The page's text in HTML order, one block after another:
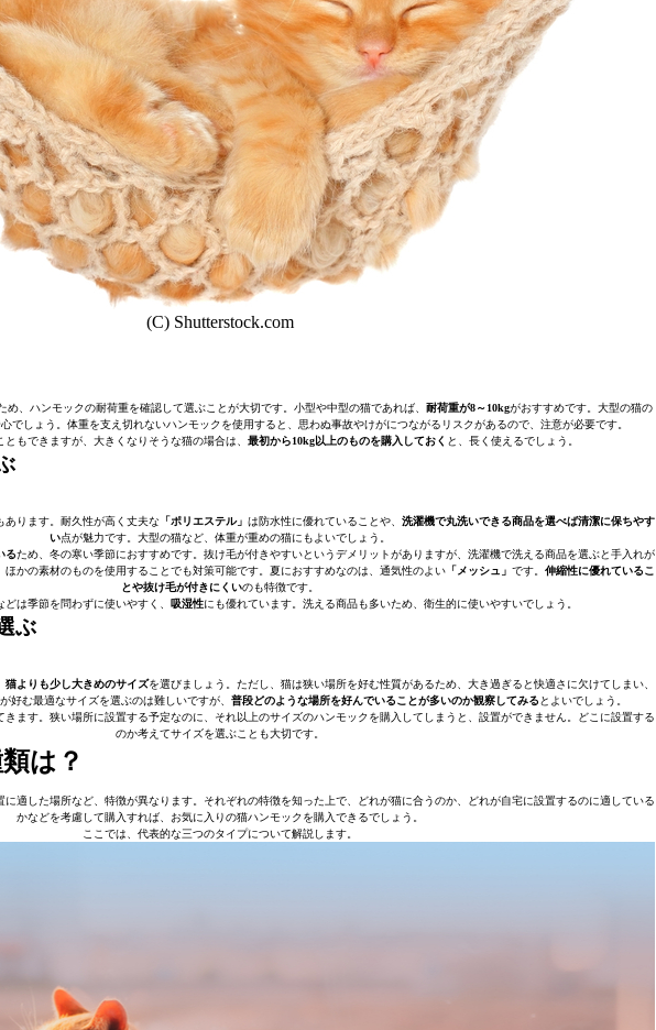
(C) Shutterstock.com
、ハンモックの耐荷重を確認して選ぶことが大切です。小型や中型の猫であれば、 耐荷重が8～10kgがおすすめです。大型の猫の
でしょう。体重を支え切れないハンモックを使用すると、思わぬ事故やけがにつながるリスクがあるので、注意が必要です。
もできますが、大きくなりそうな猫の場合は、 最初から10kg以上のものを購入しておく と、長く使えるでしょう。
ります。耐久性が高く丈夫な 「ポリエステル」 は防水性に優れていることや、 洗濯機で丸洗いできる商品を選べば清潔に保ちやす
い点が魅力です。大型の猫など、体重が重めの猫にもよいでしょう。
るため、冬の寒い季節におすすめです。抜け毛が付きやすいというデメリットがありますが、洗濯機で洗える商品を選ぶと手入れが
かの素材のものを使用することでも対策可能です。夏におすすめなのは、通気性のよい 「メッシュ」 です。 伸縮性に優れているこ
とや抜け毛が付きにくいのも特徴です。
どは季節を問わずに使いやすく、 吸湿性にも優れています。洗える商品も多いため、衛生的に使いやすいでしょう。
ぶ
猫よりも少し大きめのサイズを選びましょう。ただし、猫は狭い場所を好む性質があるため、大き過ぎると快適さに欠けてしまい、
好む最適なサイズを選ぶのは難しいですが、 普段どのような場所を好んでいることが多いのか観察してみる とよいでしょう。
きます。狭い場所に設置する予定なのに、それ以上のサイズのハンモックを購入してしまうと、設置ができません。どこに設置する
のか考えてサイズを選ぶことも大切です。
は？
適した場所など、特徴が異なります。それぞれの特徴を知った上で、どれが猫に合うのか、どれが自宅に設置するのに適している
かなどを考慮して購入すれば、お気に入りの猫ハンモックを購入できるでしょう。
ここでは、代表的な三つのタイプについて解説します。